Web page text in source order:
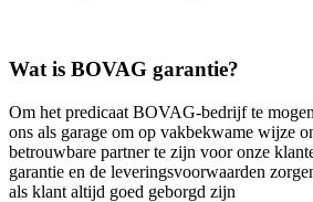
Wat is BOVAG garantie?
Om het predicaat BOVAG-bedrijf te
ons als garage om op vakbekwame wijze
betrouwbare partner te zijn voor onze
garantie en de leveringsvoorwaarden
als klant altijd goed geborgd zijn